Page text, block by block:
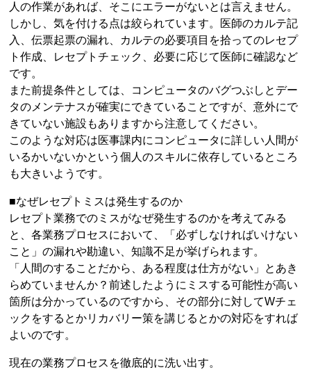
人の作業があれば、そこにエラーがないとは言えません。
しかし、気を付ける点は絞られています。医師のカルテ記
入、伝票起票の漏れ、カルテの必要項目を拾ってのレセプ
ト作成、レセプトチェック、必要に応じて医師に確認など
です。
また前提条件としては、コンピュータのバグつぶしとデー
タのメンテナスが確実にできていることですが、意外にで
きていない施設もありますから注意してください。
このような対応は医事課内にコンピュータに詳しい人間が
いるかいないかという個人のスキルに依存しているところ
も大きいようです。
■なぜレセプトミスは発生するのか
レセプト業務でのミスがなぜ発生するのかを考えてみる
と、各業務プロセスにおいて、「必ずしなければいけない
こと」の漏れや勘違い、知識不足が挙げられます。
「人間のすることだから、ある程度は仕方がない」とあき
らめていませんか？前述したようにミスする可能性が高い
箇所は分かっているのですから、その部分に対してWチェ
ックをするとかリカバリー策を講じるとかの対応をすれば
よいのです。
現在の業務プロセスを徹底的に洗い出す。